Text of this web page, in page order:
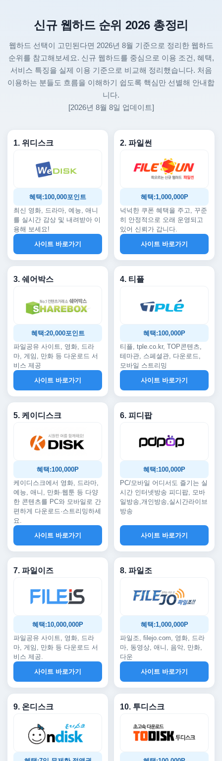
신규 웹하드 순위 2026 총정리
웹하드 선택이 고민된다면 2026년 8월 기준으로 정리한 웹하드
순위를 참고해보세요. 신규 웹하드를 중심으로 이용 조건, 혜택,
서비스 특징을 실제 이용 기준으로 비교해 정리했습니다. 처음
이용하는 분들도 흐름을 이해하기 쉽도록 핵심만 선별해 안내합
니다.
[2026년 8월 8일 업데이트]
1. 위디스크
혜택:100,000포인트
최신 영화, 드라마, 예능, 애니
를 실시간 감상 및 내려받아 이
용해 보세요!
사이트 바로가기
2. 파일썬
혜택:1,000,000P
넉넉한 쿠폰 혜택을 주고, 꾸준
히 안정적으로 오래 운영되고
있어 신뢰가 갑니다.
사이트 바로가기
3. 쉐어박스
혜택:20,000포인트
파일공유 사이트, 영화, 드라
마, 게임, 만화 등 다운로드 서
비스 제공
사이트 바로가기
4. 티플
혜택:100,000P
티플, tple.co.kr, TOP콘텐츠,
테마관, 스페셜관, 다운로드,
모바일 스트리밍
사이트 바로가기
5. 케이디스크
혜택:100,000P
케이디스크에서 영화, 드라마,
예능, 애니, 만화·웹툰 등 다양
한 콘텐츠를 PC와 모바일로 간
편하게 다운로드·스트리밍하세
요.
사이트 바로가기
6. 피디팝
혜택:100,000P
PC/모바일 어디서도 즐기는 실
시간 인터넷방송 피디팝, 모바
일방송,개인방송,실시간라이브
방송
사이트 바로가기
7. 파일이즈
혜택:10,000,000P
파일공유 사이트, 영화, 드라
마, 게임, 만화 등 다운로드 서
비스 제공.
사이트 바로가기
8. 파일조
혜택:1,000,000P
파일조, filejo.com, 영화, 드라
마, 동영상, 애니, 음악, 만화,
다운
사이트 바로가기
9. 온디스크 10. 투디스크